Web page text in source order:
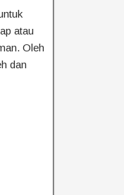
atau
Oleh
dan